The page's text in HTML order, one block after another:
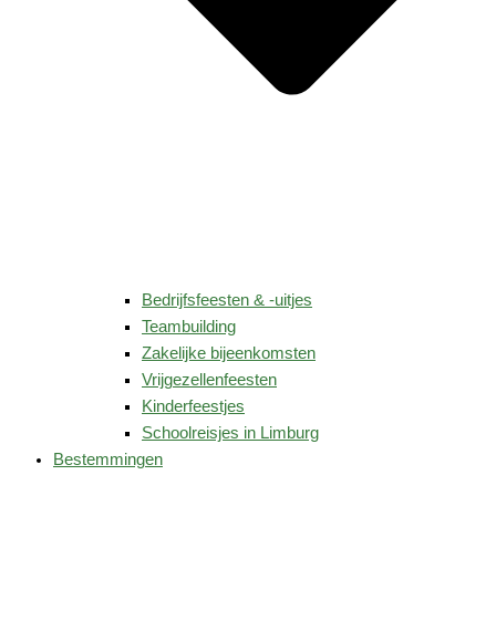
Bedrijfsfeesten & -uitjes
Teambuilding
Zakelijke bijeenkomsten
Vrijgezellenfeesten
Kinderfeestjes
Schoolreisjes in Limburg
Bestemmingen